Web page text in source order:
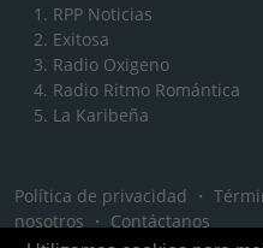
RPP Noticias
Exitosa
Radio Oxigeno
Radio Ritmo Romántica
La Karibeña
Política de privacidad ・
nosotros ・ Contáctanos